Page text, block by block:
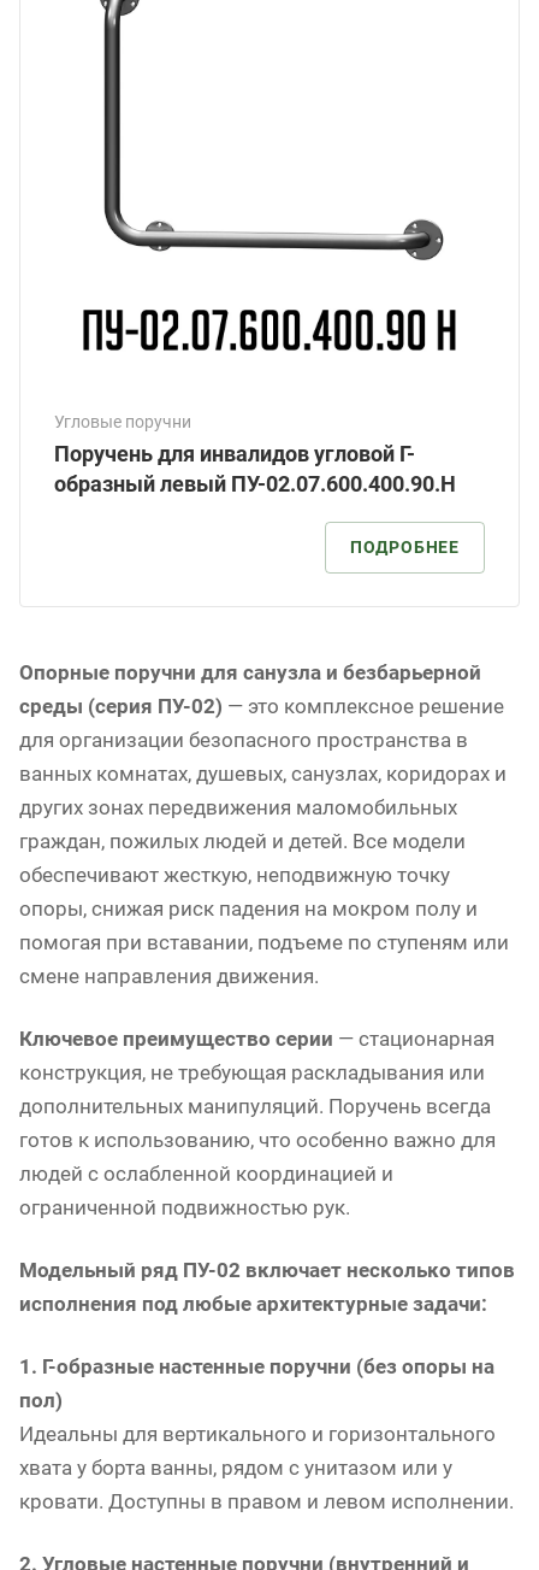
Угловые поручни
Поручень для инвалидов угловой Г-
образный левый ПУ-02.07.600.400.90.Н
ПОДРОБНЕЕ
Опорные поручни для санузла и безбарьерной
среды (серия ПУ-02) — это комплексное решение
для организации безопасного пространства в
ванных комнатах, душевых, санузлах, коридорах и
других зонах передвижения маломобильных
граждан, пожилых людей и детей. Все модели
обеспечивают жесткую, неподвижную точку
опоры, снижая риск падения на мокром полу и
помогая при вставании, подъеме по ступеням или
смене направления движения.
Ключевое преимущество серии — стационарная
конструкция, не требующая раскладывания или
дополнительных манипуляций. Поручень всегда
готов к использованию, что особенно важно для
людей с ослабленной координацией и
ограниченной подвижностью рук.
Модельный ряд ПУ-02 включает несколько типов
исполнения под любые архитектурные задачи:
1. Г-образные настенные поручни (без опоры на
пол)
Идеальны для вертикального и горизонтального
хвата у борта ванны, рядом с унитазом или у
кровати. Доступны в правом и левом исполнении.
2. Угловые настенные поручни (внутренний и